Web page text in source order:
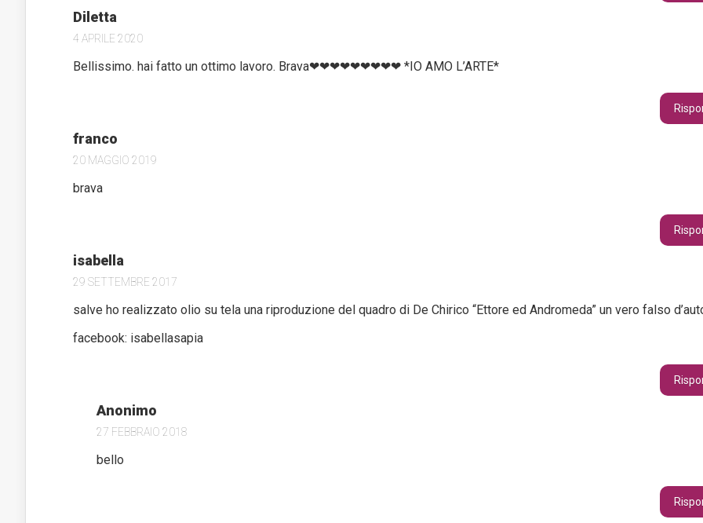
Diletta
4 APRILE 2020
Bellissimo. hai fatto un ottimo lavoro. Brava❤❤❤❤❤❤❤❤❤ *IO AMO L’ARTE*
franco
20 MAGGIO 2019
brava
isabella
29 SETTEMBRE 2017
salve ho realizzato olio su tela una riproduzione del quadro di De Chirico “Ettore ed Andromeda” un vero falso
facebook: isabellasapia
Anonimo
27 FEBBRAIO 2018
bello